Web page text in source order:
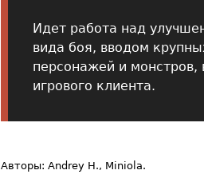
Идет работа над
вида боя, вводом
персонажей и монстров,
игрового клиента.
Авторы: Andrey H., Miniola.